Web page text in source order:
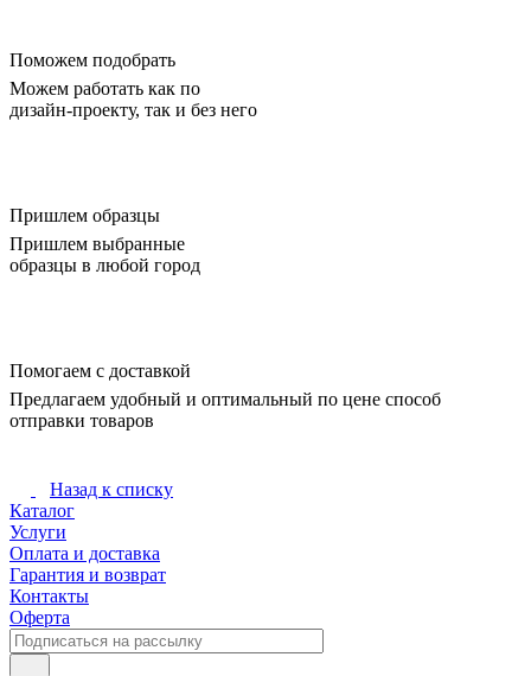
Поможем подобрать
Можем работать как по
дизайн-проекту, так и без него
Пришлем образцы
Пришлем выбранные
образцы в любой город
Помогаем с доставкой
Предлагаем удобный и оптимальный по цене способ
отправки товаров
Назад к списку
Каталог
Услуги
Оплата и доставка
Гарантия и возврат
Контакты
Оферта